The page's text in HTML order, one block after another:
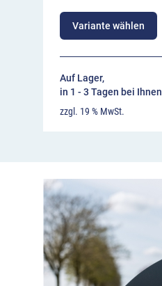
Variante wählen
Auf Lager,
in 1 - 3 Tagen bei Ihnen
zzgl. 19 % MwSt.